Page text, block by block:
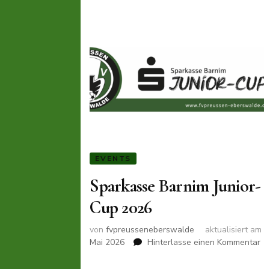
EVENTS
Sparkasse Barnim Junior-
Cup 2026
vonfvpreusseneberswalde aktualisiert am
Mai 2026
Hinterlasse einen Kommentarzu